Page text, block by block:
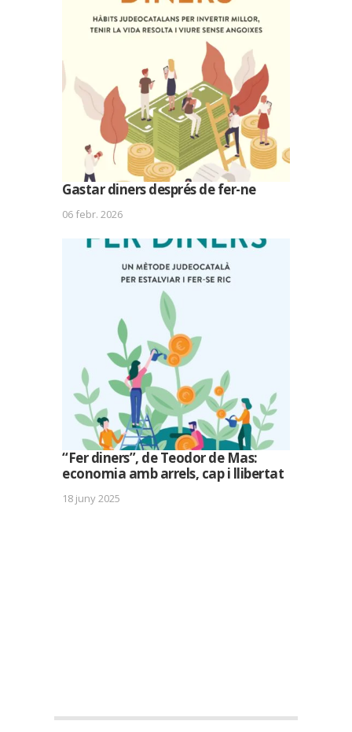
Gastar diners després de fer-ne
06 febr. 2026
“Fer diners”, de Teodor de Mas:
economia amb arrels, cap i llibertat
18 juny 2025